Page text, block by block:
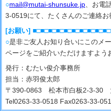
○mail@mutai-shunsuke.jp、お電
3-0519にて、たくさんのご連絡お
[お願い]
○是非ご友人お知り合いにこのメ
ページをご紹介いただけますよう
発行：むたい俊介事務所
担当：赤羽俊太郎
〒390-0863 松本市白板2-3-30
Tel0263-33-0518 Fax0263-33-